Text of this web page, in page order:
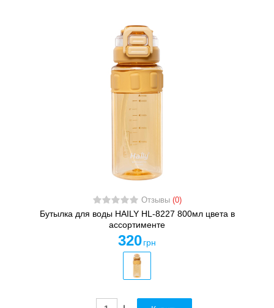
Отзывы (0)
Бутылка для воды HAILY HL-8227 800мл цвета в
ассортименте
320 грн